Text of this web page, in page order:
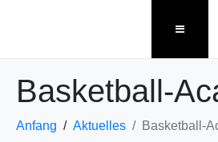
Basketball-
Anfang Aktuelles Basketball-